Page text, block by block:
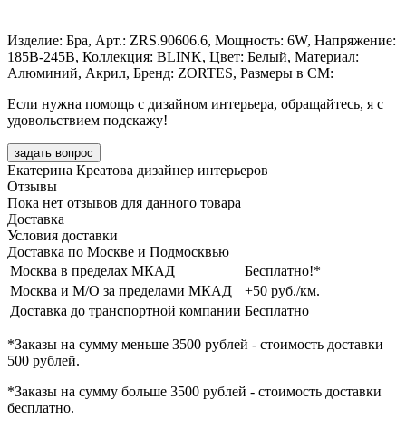
Изделие: Бра, Арт.: ZRS.90606.6, Мощность: 6W, Напряжение:
185В-245В, Коллекция: BLINK, Цвет: Белый, Материал:
Алюминий, Акрил, Бренд: ZORTES, Размеры в СМ:
Если нужна помощь с дизайном интерьера, обращайтесь, я с
удовольствием подскажу!
задать вопрос
Екатерина Креатова дизайнер интерьеров
Отзывы
Пока нет отзывов для данного товара
Доставка
Условия доставки
Доставка по Москве и Подмосквью
Москва в пределах МКАД
Бесплатно!*
Москва и М/О за пределами МКАД
+50 руб./км.
Доставка до транспортной компании Бесплатно
*Заказы на сумму меньше 3500 рублей - стоимость доставки
500 рублей.
*Заказы на сумму больше 3500 рублей - стоимость доставки
бесплатно.